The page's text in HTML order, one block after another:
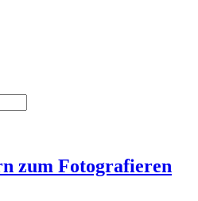
zum Fotografieren